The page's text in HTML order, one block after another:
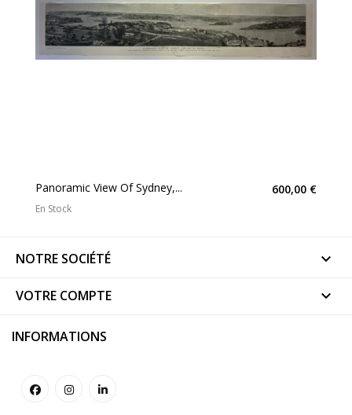
Panoramic View Of Sydney,... 600,00 €
En Stock
NOTRE SOCIÉTÉ 
VOTRE COMPTE 
INFORMATIONS